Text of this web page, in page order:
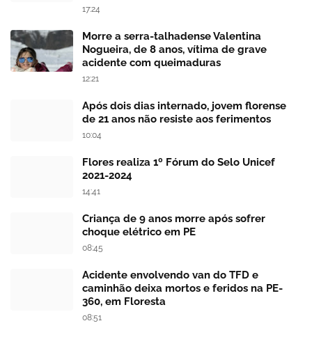
17:24
Morre a serra-talhadense Valentina
Nogueira, de 8 anos, vítima de grave
acidente com queimaduras
12:21
Após dois dias internado, jovem florense
de 21 anos não resiste aos ferimentos
10:04
Flores realiza 1º Fórum do Selo Unicef
2021-2024
14:41
Criança de 9 anos morre após sofrer
choque elétrico em PE
08:45
Acidente envolvendo van do TFD e
caminhão deixa mortos e feridos na PE-
360, em Floresta
08:51